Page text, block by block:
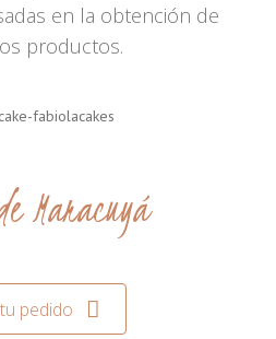
en la obtención de
productos.
Maracuyá
pedido